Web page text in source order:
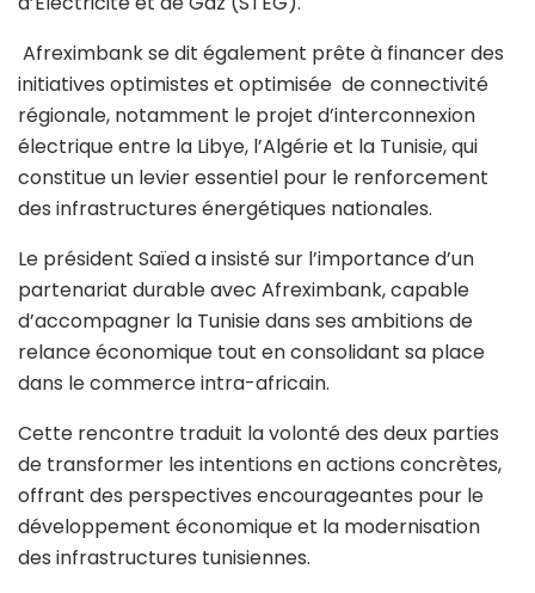
Afreximbank se dit également prête à financer des
initiatives optimistes et optimisée de connectivité
régionale, notamment le projet d’interconnexion
électrique entre la Libye, l’Algérie et la Tunisie, qui
constitue un levier essentiel pour le renforcement
des infrastructures énergétiques nationales.
Le président Saïed a insisté sur l’importance d’un
partenariat durable avec Afreximbank, capable
d’accompagner la Tunisie dans ses ambitions de
relance économique tout en consolidant sa place
dans le commerce intra-africain.
Cette rencontre traduit la volonté des deux parties
de transformer les intentions en actions concrètes,
offrant des perspectives encourageantes pour le
développement économique et la modernisation
des infrastructures tunisiennes.